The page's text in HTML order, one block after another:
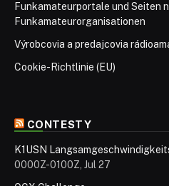
Funkamateurportale und Seiten
Funkamateurorganisationen
Výrobcovia a predajcovia
Cookie-Richtlinie (EU)
CONTESTY
K1USN
0000Z-0100Z, Jul 27